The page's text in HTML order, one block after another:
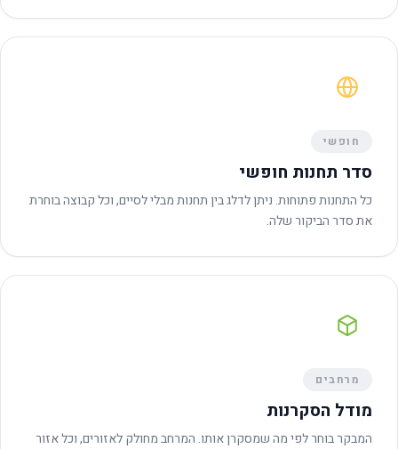
חופשי
סדר תחנות חופשי
כל התחנות פתוחות. ניתן לדלג בין תחנות מבלי לסיים, וכל קבוצה בוחרת
את סדר הביקור שלה.
מרחבים
מודל הסקרנות
המבקר בוחר לפי מה שמסקרן אותו. המרחב מחולק לאזורים, וכל אזור